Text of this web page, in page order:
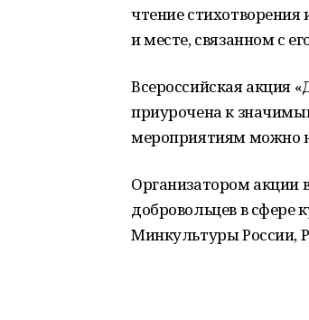
чтение стихотворения
и месте, связанном с
Всероссийская акция
приурочена к
мероприятиям можно
Организатором акции
добровольцев в
Минкультуры России,